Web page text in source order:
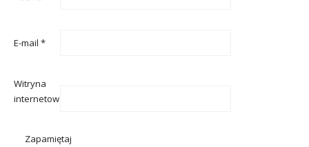
E-mail *
Witryna
internetowa
Zapamiętaj